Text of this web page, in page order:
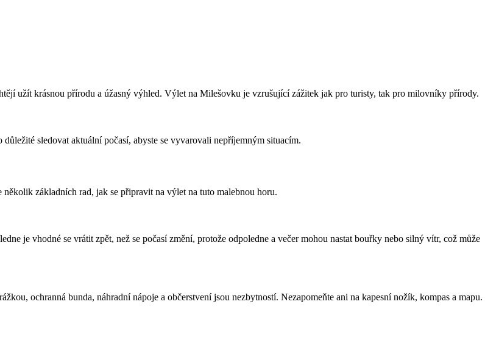
užít krásnou přírodu a úžasný výhled. Výlet na Milešovku je vzrušující zážitek jak pro turisty, tak pro milovníky přírody.
sledovat aktuální počasí, abyste se vyvarovali nepříjemným situacím.
základních rad, jak se připravit na výlet na tuto malebnou horu.
je vhodné se vrátit zpět, než se počasí změní, protože odpoledne a večer mohou nastat bouřky nebo silný vítr, což může
ochranná bunda, náhradní nápoje a občerstvení jsou nezbytností. Nezapomeňte ani na kapesní nožík, kompas a mapu.